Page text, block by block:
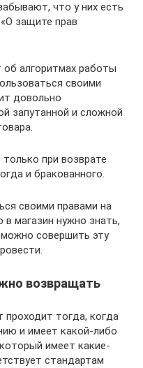
что у них есть
защите прав
алгоритмах работы
своими
довольно
запутанной и сложной
при возврате
и бракованного.
своими правами на
магазин нужно знать,
совершить эту
возвращать
проходит тогда, когда
и имеет какой-либо
имеет какие-
стандартам